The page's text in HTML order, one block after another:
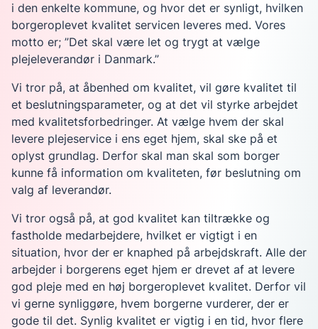
i den enkelte kommune, og hvor det er synligt, hvilken
borgeroplevet kvalitet servicen leveres med. Vores
motto er; ”Det skal være let og trygt at vælge
plejeleverandør i Danmark.”
Vi tror på, at åbenhed om kvalitet, vil gøre kvalitet til
et beslutningsparameter, og at det vil styrke arbejdet
med kvalitetsforbedringer. At vælge hvem der skal
levere plejeservice i ens eget hjem, skal ske på et
oplyst grundlag. Derfor skal man skal som borger
kunne få information om kvaliteten, før beslutning om
valg af leverandør.
Vi tror også på, at god kvalitet kan tiltrække og
fastholde medarbejdere, hvilket er vigtigt i en
situation, hvor der er knaphed på arbejdskraft. Alle der
arbejder i borgerens eget hjem er drevet af at levere
god pleje med en høj borgeroplevet kvalitet. Derfor vil
vi gerne synliggøre, hvem borgerne vurderer, der er
gode til det. Synlig kvalitet er vigtig i en tid, hvor flere